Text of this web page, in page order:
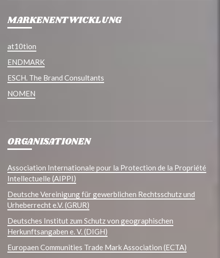
MARKENENTWICKLUNG
at10tion
ENDMARK
ESCH. The Brand Consultants
NOMEN
ORGANISATIONEN
Association Internationale pour la Protection de la Propriété
Intellectuelle (AIPPI)
Deutsche Vereinigung für gewerblichen Rechtsschutz und
Urheberrecht e.V. (GRUR)
Deutsches Institut zum Schutz von geographischen
Herkunftsangaben e. V. (DIGH)
Europaen Communities Trade Mark Association (ECTA)